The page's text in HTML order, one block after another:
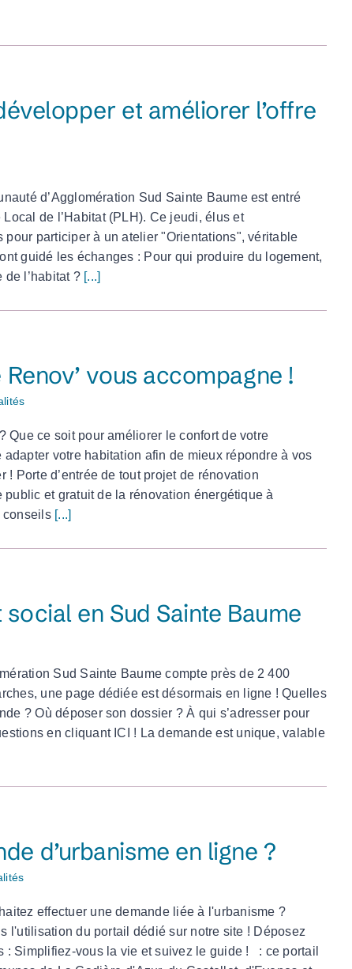
et améliorer l’offre
d’Agglomération Sud Sainte Baume est entré
de l’Habitat (PLH). Ce jeudi, élus et
participer à un atelier "Orientations", véritable
guidé les échanges : Pour qui produire du logement,
l’habitat ? [...]
vous accompagne !
Que ce soit pour améliorer le confort de votre
votre habitation afin de mieux répondre à vos
Porte d’entrée de tout projet de rénovation
public et gratuit de la rénovation énergétique à
conseils [...]
en Sud Sainte Baume
Sud Sainte Baume compte près de 2 400
une page dédiée est désormais en ligne ! Quelles
? Où déposer son dossier ? À qui s’adresser pour
en cliquant ICI ! La demande est unique, valable
d’urbanisme en ligne ?
effectuer une demande liée à l'urbanisme ?
l'utilisation du portail dédié sur notre site ! Déposez
: Simplifiez-vous la vie et suivez le guide ! : ce portail